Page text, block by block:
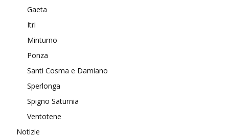
Gaeta
Itri
Minturno
Ponza
Santi Cosma e Damiano
Sperlonga
Spigno Saturnia
Ventotene
Notizie